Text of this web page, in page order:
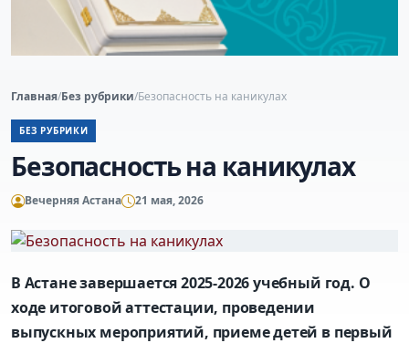
Главная/Без рубрики/Безопасность на каникулах
БЕЗ РУБРИКИ
Безопасность на каникулах
Вечерняя Астана 21 мая, 2026
В Астане завершается 2025-2026 учебный год. О
ходе итоговой аттестации, проведении
выпускных мероприятий, приеме детей в первый